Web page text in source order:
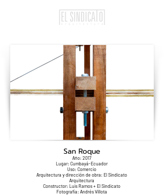
San Roque
Año: 2017
Lugar: Cumbayá-Ecuador
Uso: Comercio
Arquitectura y dirección de obra: El Sindicato
Arquitectura
Constructor: Luis Ramos + El Sindicato
Fotografía: Andrés Villota